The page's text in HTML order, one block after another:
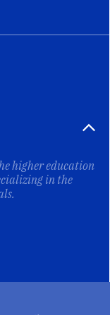
higher education
in the